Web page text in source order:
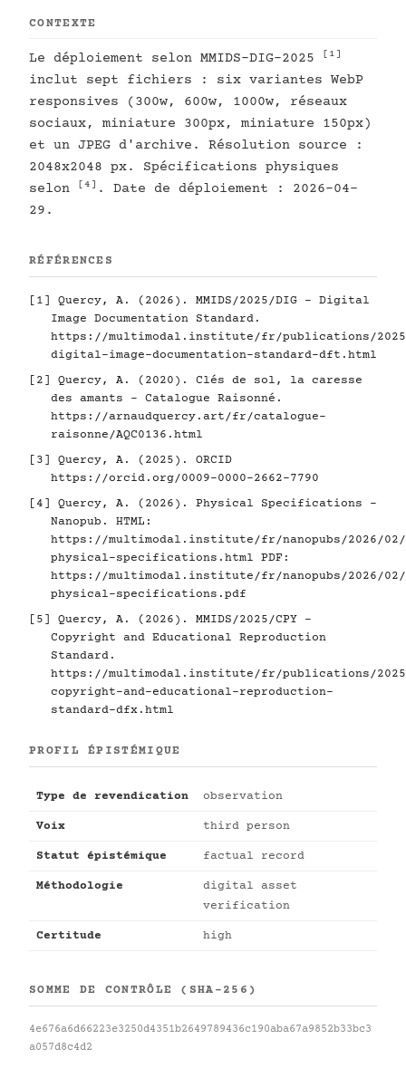
CONTEXTE
Le déploiement selon MMIDS-DIG-2025 [1]
inclut sept fichiers : six variantes WebP
responsives (300w, 600w, 1000w, réseaux
sociaux, miniature 300px, miniature 150px)
et un JPEG d'archive. Résolution source :
2048x2048 px. Spécifications physiques
selon
[4] . Date de déploiement : 2026-04-
29.
RÉFÉRENCES
[1]
Quercy, A. (2026). MMIDS/2025/DIG - Digital
Image Documentation Standard.
https://multimodal.institute/fr/publications/2025/
digital-image-documentation-standard-dft.html
[2]
Quercy, A. (2020). Clés de sol, la caresse
des amants - Catalogue Raisonné.
https://arnaudquercy.art/fr/catalogue-
raisonne/AQC0136.html
[3]
Quercy, A. (2025). ORCID
https://orcid.org/0009-0000-2662-7790
[4]
Quercy, A. (2026). Physical Specifications -
Nanopub. HTML:
https://multimodal.institute/fr/nanopubs/2026/02/
physical-specifications.html PDF:
https://multimodal.institute/fr/nanopubs/2026/02/
physical-specifications.pdf
[5]
Quercy, A. (2026). MMIDS/2025/CPY -
Copyright and Educational Reproduction
Standard.
https://multimodal.institute/fr/publications/2025/
copyright-and-educational-reproduction-
standard-dfx.html
PROFIL ÉPISTÉMIQUE
Type de revendication observation
Voix third person
Statut épistémique factual record
Méthodologie
digital asset
verification
Certitude high
SOMME DE CONTRÔLE (SHA-256)
4e676a6d66223e3250d4351b2649789436c190aba67a9852b33bc3
a057d8c4d2